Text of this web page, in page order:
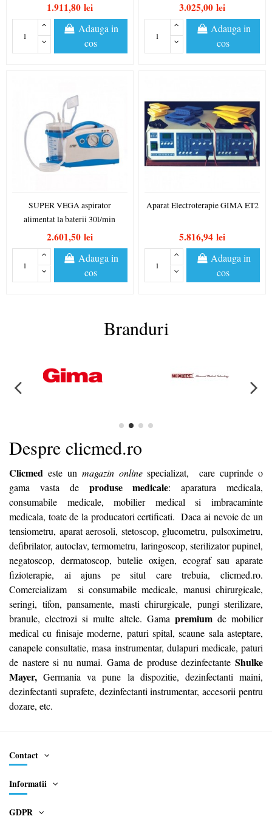
1.911,80 lei
Adauga in
cos
3.025,00 lei
Adauga in
cos
SUPER VEGA aspirator
alimentat la baterii 30l/min
2.601,50 lei
Adauga in
cos
Aparat Electroterapie GIMA ET2
5.816,94 lei
Adauga in
cos
Branduri
Despre clicmed.ro
Clicmed este un magazin onlinespecializat, care cuprinde o
gama vasta deproduse medicale:aparatura medicala,
consumabile medicale,mobilier medical si imbracaminte
medicala, toate de la producatori certificati. Daca ai nevoie de un
tensiometru, aparat aerosoli, stetoscop, glucometru, pulsoximetru,
defibrilator, autoclav, termometru, laringoscop, sterilizator pupinel,
negatoscop, dermatoscop, butelie oxigen, ecograf sau aparate
fizioterapie, ai ajuns pe situl care trebuia, clicmed.ro.
Comercializam si consumabile medicale, manusi chirurgicale,
seringi, tifon, pansamente, masti chirurgicale, pungi sterilizare,
branule, electrozi si multe altele. Gama premiumde mobilier
medical cu finisaje moderne, paturi spital, scaune sala asteptare,
canapele consultatie, masa instrumentar, dulapuri medicale, paturi
de nastere si nu numai. Gama de produse dezinfectante Shulke
Mayer, Germania va pune la dispozitie, dezinfectanti maini,
dezinfectanti suprafete, dezinfectanti instrumentar, accesorii pentru
dozare, etc.
Contact
Informatii
GDPR